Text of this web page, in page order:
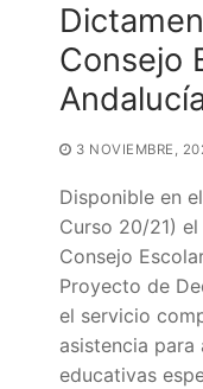
Buscar:
Inicio
Quiénes somos
Consejo
3 NOVIEMBRE,
Disponible en
Curso 20/21)
Consejo
Proyecto de
el servicio
asistencia para
educativas